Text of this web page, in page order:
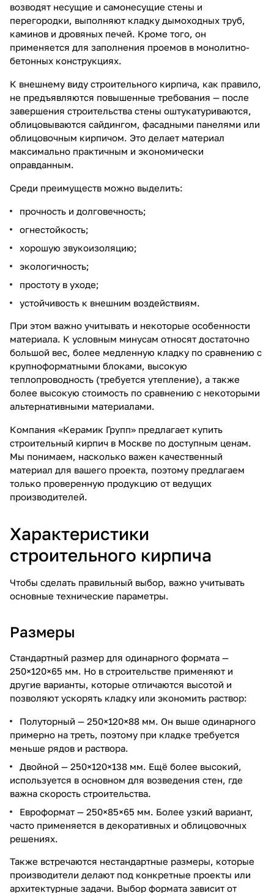
возводят несущие и самонесущие стены и
перегородки, выполняют кладку дымоходных труб,
каминов и дровяных печей. Кроме того, он
применяется для заполнения проемов в монолитно-
бетонных конструкциях.
К внешнему виду строительного кирпича, как правило,
не предъявляются повышенные требования — после
завершения строительства стены оштукатуриваются,
облицовываются сайдингом, фасадными панелями или
облицовочным кирпичом. Это делает материал
максимально практичным и экономически
оправданным.
Среди преимуществ можно выделить:
прочность и долговечность;
огнестойкость;
хорошую звукоизоляцию;
экологичность;
простоту в уходе;
устойчивость к внешним воздействиям.
При этом важно учитывать и некоторые особенности
материала. К условным минусам относят достаточно
большой вес, более медленную кладку по сравнению с
крупноформатными блоками, высокую
теплопроводность (требуется утепление), а также
более высокую стоимость по сравнению с некоторыми
альтернативными материалами.
Компания «Керамик Групп» предлагает купить
строительный кирпич в Москве по доступным ценам.
Мы понимаем, насколько важен качественный
материал для вашего проекта, поэтому предлагаем
только проверенную продукцию от ведущих
производителей.
Характеристики
строительного кирпича
Чтобы сделать правильный выбор, важно учитывать
основные технические параметры.
Размеры
Стандартный размер для одинарного формата —
250×120×65 мм. Но в строительстве применяют и
другие варианты, которые отличаются высотой и
позволяют ускорять кладку или экономить раствор:
Полуторный — 250×120×88 мм. Он выше одинарного
примерно на треть, поэтому при кладке требуется
меньше рядов и раствора.
Двойной — 250×120×138 мм. Ещё более высокий,
используется в основном для возведения стен, где
важна скорость строительства.
Евроформат — 250×85×65 мм. Более узкий вариант,
часто применяется в декоративных и облицовочных
решениях.
Также встречаются нестандартные размеры, которые
производители делают под конкретные проекты или
архитектурные задачи. Выбор формата зависит от